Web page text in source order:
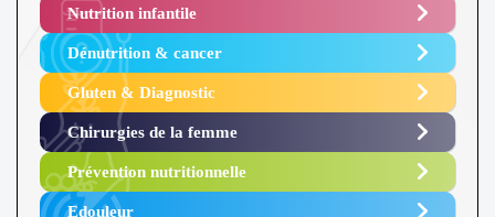
Nutrition infantile
Dénutrition & cancer
Gluten & Diagnostic
Chirurgies de la femme
Prévention nutritionnelle
Edouleur​